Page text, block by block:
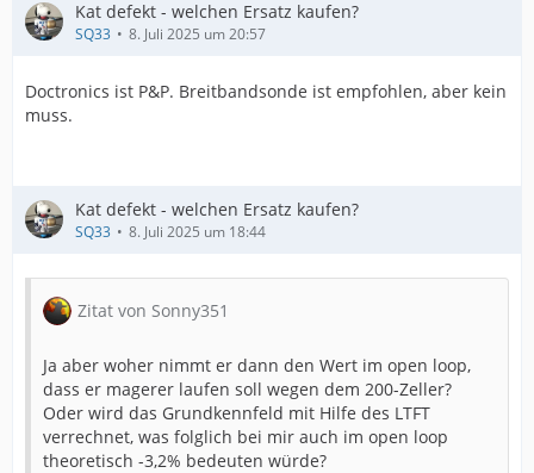
Kat defekt - welchen Ersatz kaufen?
SQ33 8. Juli 2025 um 20:57
Doctronics ist P&P. Breitbandsonde ist empfohlen, aber kein
muss.
Kat defekt - welchen Ersatz kaufen?
SQ33 8. Juli 2025 um 18:44
Zitat von Sonny351
Ja aber woher nimmt er dann den Wert im open loop,
dass er magerer laufen soll wegen dem 200-Zeller?
Oder wird das Grundkennfeld mit Hilfe des LTFT
verrechnet, was folglich bei mir auch im open loop
theoretisch -3,2% bedeuten würde?